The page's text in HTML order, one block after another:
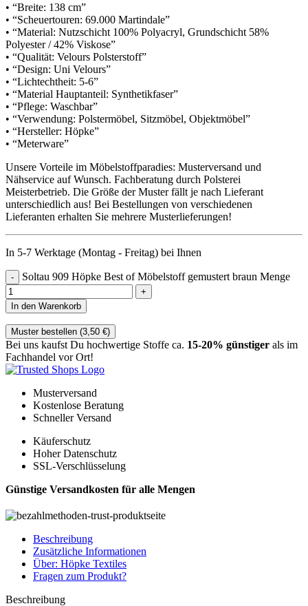
• “Breite: 138 cm”
• “Scheuertouren: 69.000 Martindale”
• “Material: Nutzschicht 100% Polyacryl, Grundschicht 58%
Polyester / 42% Viskose”
• “Qualität: Velours Polsterstoff”
• “Design: Uni Velours”
• “Lichtechtheit: 5-6”
• “Material Hauptanteil: Synthetikfaser”
• “Pflege: Waschbar”
• “Verwendung: Polstermöbel, Sitzmöbel, Objektmöbel”
• “Hersteller: Höpke”
• “Meterware”
Unsere Vorteile im Möbelstoffparadies: Musterversand und
Nähservice auf Wunsch. Fachberatung durch Polsterei
Meisterbetrieb. Die Größe der Muster fällt je nach Lieferant
unterschiedlich aus! Bei Bestellungen von verschiedenen
Lieferanten erhalten Sie mehrere Musterlieferungen!
In 5-7 Werktage (Montag - Freitag) bei Ihnen
Soltau 909 Höpke Best of Möbelstoff gemustert braun Menge
In den Warenkorb
Muster bestellen (3,50 €)
Bei uns kaufst Du hochwertige Stoffe ca. 15-20% günstiger als im
Fachhandel vor Ort!
Musterversand
Kostenlose Beratung
Schneller Versand
Käuferschutz
Hoher Datenschutz
SSL-Verschlüsselung
Günstige Versandkosten für alle Mengen
Beschreibung
Zusätzliche Informationen
Über: Höpke Textiles
Fragen zum Produkt?
Beschreibung